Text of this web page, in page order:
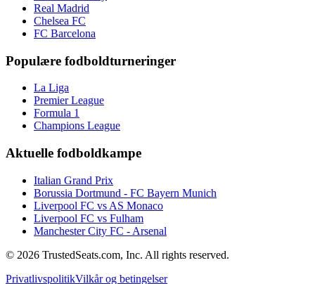
Real Madrid
Chelsea FC
FC Barcelona
Populære fodboldturneringer
La Liga
Premier League
Formula 1
Champions League
Aktuelle fodboldkampe
Italian Grand Prix
Borussia Dortmund - FC Bayern Munich
Liverpool FC vs AS Monaco
Liverpool FC vs Fulham
Manchester City FC - Arsenal
© 2026 TrustedSeats.com, Inc. All rights reserved.
PrivatlivspolitikVilkår og betingelser